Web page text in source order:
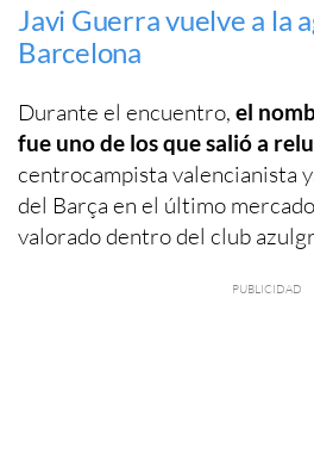
Javi Guerra vuelve a la
Barcelona
Durante el encuentro, el
fue uno de los que salió a
centrocampista valencianista
del Barça en el último
valorado dentro del club